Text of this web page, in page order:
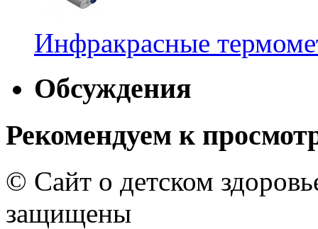
Инфракрасные
Обсуждения
Рекомендуем к
© Сайт о детском
защищены